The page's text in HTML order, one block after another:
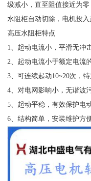
级减小，直至阻值接近为
水阻柜自动切除，电机投入
高压水阻柜特点
1、起动电流小，平滑无冲
2、起动电流小于额定电流
3、可连续起动10~20次，
4、对电网影响小，无谐波
5、起动平稳，有效保护电
6、结构简单，安装维护方